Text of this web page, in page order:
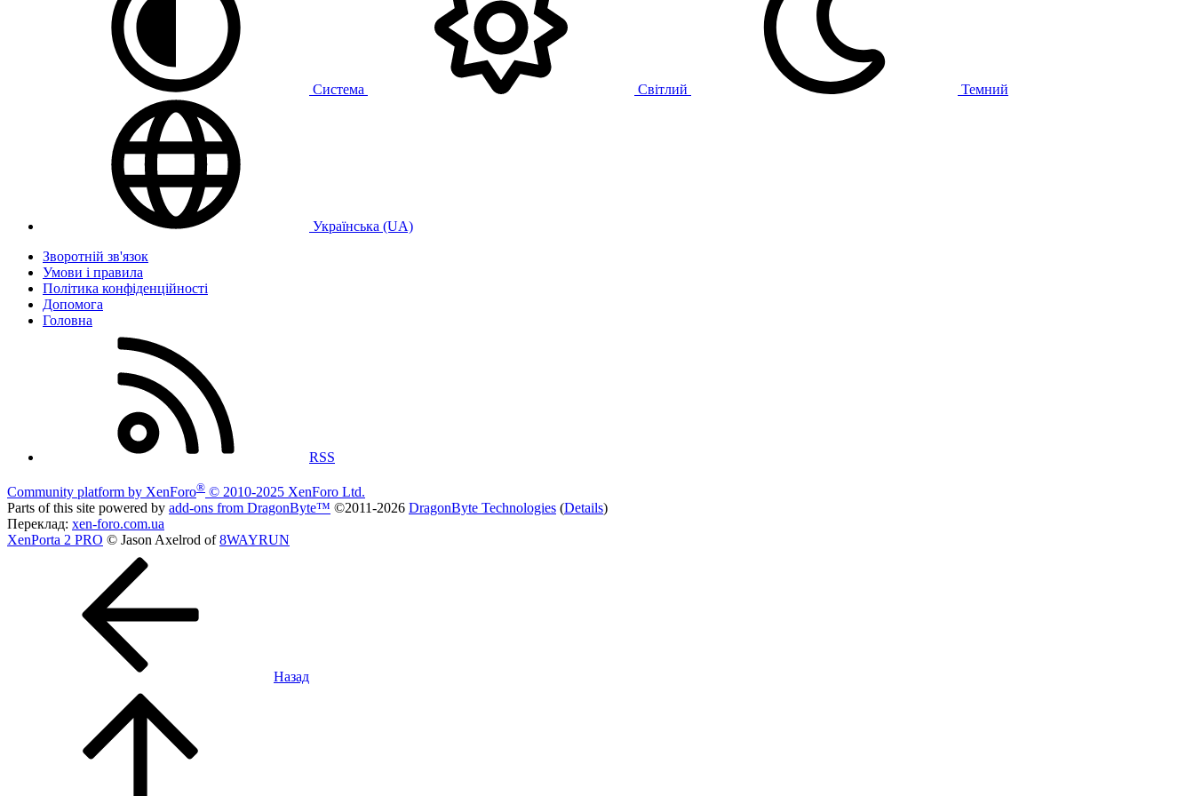
Система Світлий Темний
Українська (UA)
Зворотній зв'язок
Умови і правила
Політика конфіденційності
Дoпoмoга
Головна
RSS
Community platform by XenForo® © 2010-2025 XenForo Ltd.
Parts of this site powered by add-ons from DragonByte™ ©2011-2026 DragonByte Technologies (Details)
Переклад: xen-foro.com.ua
XenPorta 2 PRO © Jason Axelrod of8WAYRUN
Назад